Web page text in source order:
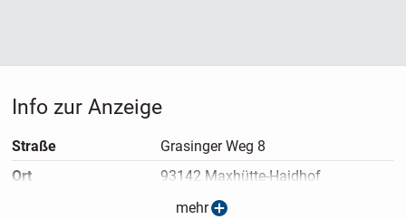
mit Menschen.
Info zur Anzeige
Straße
Grasinger Weg 8
Ort
93142 Maxhütte-Haidhof
Privatangebot
mehr